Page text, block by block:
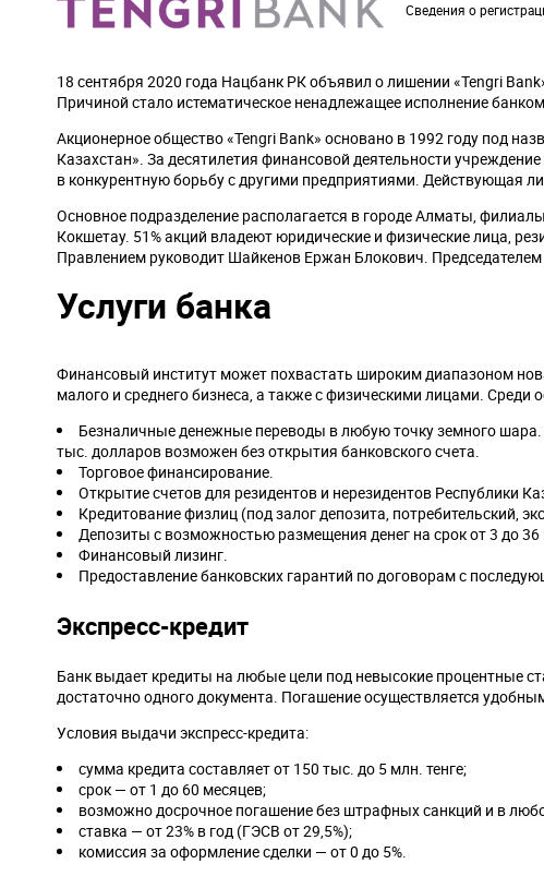
Сведения о
18 сентября 2020 года Нацбанк РК объявил о лишении «Tengri
Причиной стало истематическое ненадлежащее исполнение
Акционерное общество «Tengri Bank» основано в 1992 году под
Казахстан». За десятилетия финансовой деятельности
в конкурентную борьбу с другими предприятиями. Действующая
Основное подразделение располагается в городе Алматы,
Кокшетау. 51% акций владеют юридические и физические лица,
Правлением руководит Шайкенов Ержан Блокович.
Услуги банка
Финансовый институт может похвастать широким диапазоном
малого и среднего бизнеса, а также с физическими лицами. Среди
Безналичные денежные переводы в любую точку земного
тыс. долларов возможен без открытия банковского счета.
Торговое финансирование.
Открытие счетов для резидентов и нерезидентов Республики
Кредитование физлиц (под залог депозита, потребительский,
Депозиты с возможностью размещения денег на срок от 3 до
Финансовый лизинг.
Предоставление банковских гарантий по договорам с
Экспресс-кредит
Банк выдает кредиты на любые цели под невысокие процентные
достаточно одного документа. Погашение осуществляется
Условия выдачи экспресс-кредита:
сумма кредита составляет от 150 тыс. до 5 млн. тенге;
срок — от 1 до 60 месяцев;
возможно досрочное погашение без штрафных санкций и в
ставка — от 23% в год (ГЭСВ от 29,5%);
комиссия за оформление сделки — от 0 до 5%.